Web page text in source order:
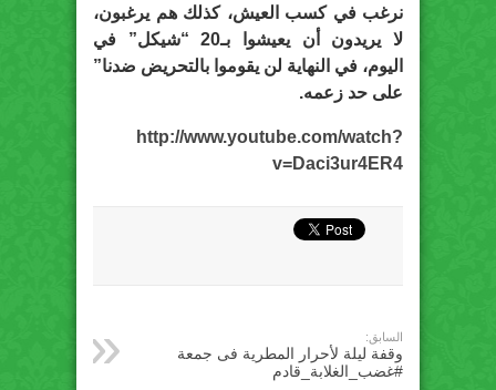
نرغب في كسب العيش، كذلك هم يرغبون،
لا يريدون أن يعيشوا بـ20 “شيكل” في
اليوم، في النهاية لن يقوموا بالتحريض ضدنا”
على حد زعمه.
http://www.youtube.com/watch?
v=Daci3ur4ER4
السابق:
وقفة ليلة لأحرار المطرية فى جمعة
#غضب_الغلابة_قادم